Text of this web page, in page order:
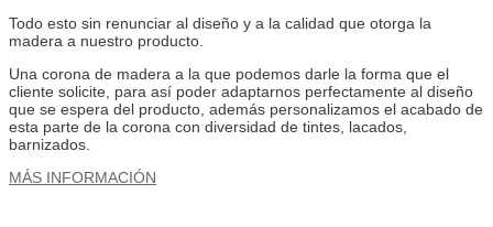
Todo esto sin renunciar al diseño y a la calidad que otorga la
madera a nuestro producto.
Una corona de madera a la que podemos darle la forma que el
cliente solicite, para así poder adaptarnos perfectamente al diseño
que se espera del producto, además personalizamos el acabado de
esta parte de la corona con diversidad de tintes, lacados,
barnizados.
MÁS INFORMACIÓN